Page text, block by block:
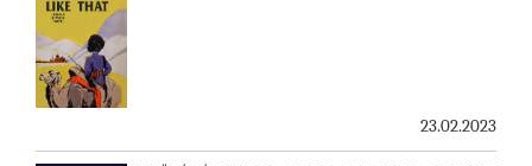
23.02.2023